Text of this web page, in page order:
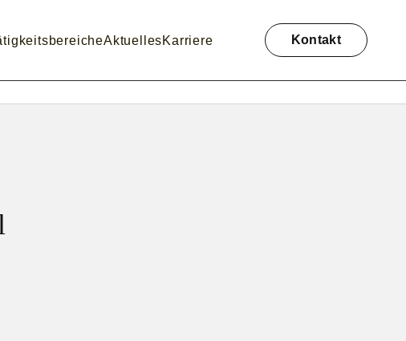
überspringen
AktuellesKarriere Kontakt